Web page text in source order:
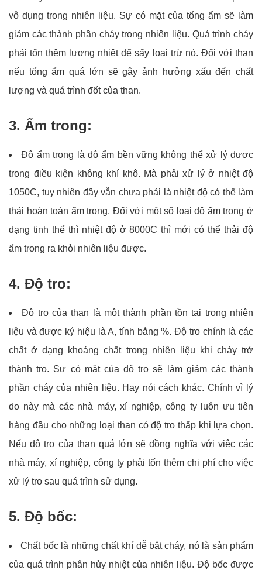
vô dụng trong nhiên liệu. Sự có mặt của tổng ẩm sẽ làm
giảm các thành phần cháy trong nhiên liệu. Quá trình cháy
phải tốn thêm lượng nhiệt để sấy loại trừ nó. Đối với than
nếu tổng ẩm quá lớn sẽ gây ảnh hưởng xấu đến chất
lượng và quá trình đốt của than.
3. Ẩm trong:
Độ ẩm trong là độ ẩm bền vững không thể xử lý được
trong điều kiện không khí khô. Mà phải xử lý ở nhiệt độ
1050C, tuy nhiên đây vẫn chưa phải là nhiệt độ có thể làm
thải hoàn toàn ẩm trong. Đối với một số loại độ ẩm trong ở
dạng tinh thể thì nhiệt độ ở 8000C thì mới có thể thải độ
ẩm trong ra khỏi nhiên liệu được.
4. Độ tro:
Độ tro của than là một thành phần tồn tại trong nhiên
liệu và được ký hiệu là A, tính bằng %. Độ tro chính là các
chất ở dạng khoáng chất trong nhiên liệu khi cháy trở
thành tro. Sự có mặt của độ tro sẽ làm giảm các thành
phần cháy của nhiên liệu. Hay nói cách khác. Chính vì lý
do này mà các nhà máy, xí nghiệp, công ty luôn ưu tiên
hàng đầu cho những loại than có độ tro thấp khi lựa chọn.
Nếu độ tro của than quá lớn sẽ đồng nghĩa với việc các
nhà máy, xí nghiệp, công ty phải tốn thêm chi phí cho việc
xử lý tro sau quá trình sử dụng.
5. Độ bốc:
Chất bốc là những chất khí dễ bắt cháy, nó là sản phẩm
của quá trình phân hủy nhiệt của nhiên liệu. Độ bốc được